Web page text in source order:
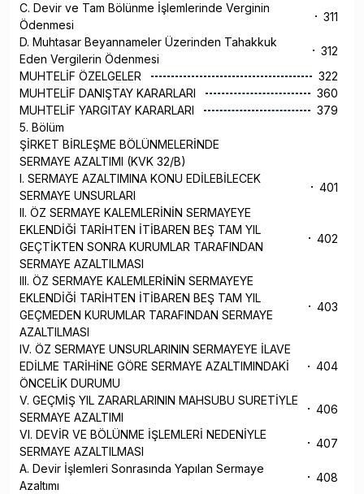
C. Devir ve Tam Bölünme İşlemlerinde Verginin
Ödenmesi
311
D. Muhtasar Beyannameler Üzerinden Tahakkuk
Eden Vergilerin Ödenmesi
312
MUHTELİF ÖZELGELER
322
MUHTELİF DANIŞTAY KARARLARI
360
MUHTELİF YARGITAY KARARLARI
379
5. Bölüm
ŞİRKET BİRLEŞME BÖLÜNMELERİNDE
SERMAYE AZALTIMI (KVK 32/B)
I. SERMAYE AZALTIMINA KONU EDİLEBİLECEK
SERMAYE UNSURLARI
401
II. ÖZ SERMAYE KALEMLERİNİN SERMAYEYE
EKLENDİĞİ TARİHTEN İTİBAREN BEŞ TAM YIL
GEÇTİKTEN SONRA KURUMLAR TARAFINDAN
SERMAYE AZALTILMASI
402
III. ÖZ SERMAYE KALEMLERİNİN SERMAYEYE
EKLENDİĞİ TARİHTEN İTİBAREN BEŞ TAM YIL
GEÇMEDEN KURUMLAR TARAFINDAN SERMAYE
AZALTILMASI
403
IV. ÖZ SERMAYE UNSURLARININ SERMAYEYE İLAVE
EDİLME TARİHİNE GÖRE SERMAYE AZALTIMINDAKİ
ÖNCELİK DURUMU
404
V. GEÇMİŞ YIL ZARARLARININ MAHSUBU SURETİYLE
SERMAYE AZALTIMI
406
VI. DEVİR VE BÖLÜNME İŞLEMLERİ NEDENİYLE
SERMAYE AZALTILMASI
407
A. Devir İşlemleri Sonrasında Yapılan Sermaye
Azaltımı
408